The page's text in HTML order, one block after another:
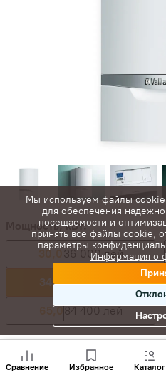
Мощность, кВт:
30,0 36 000 лей
34,044 200 лей
65,0 84 400 лей
48 620
Сравнение Избранное Каталог
Мы используем файлы cookie
для обеспечения
посещаемости и
принять все файлы cookie,
параметры
Информация о